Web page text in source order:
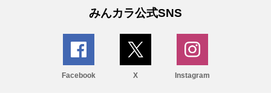
みんカラ公式SNS
Facebook X Instagram